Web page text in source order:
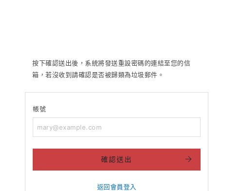
按下確認送出後，系統將發送重設密碼的連結至您的信
箱，若沒收到請確認是否被歸類為垃圾郵件。
帳號
確認送出
返回會員登入